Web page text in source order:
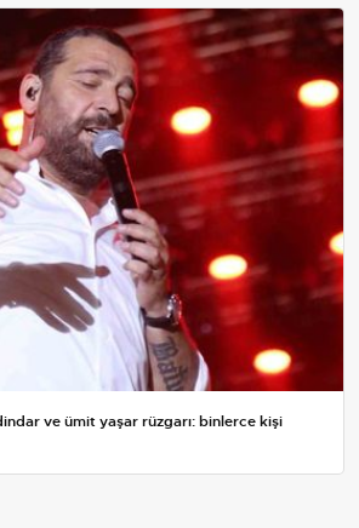
ve ümit yaşar rüzgarı: binlerce kişi